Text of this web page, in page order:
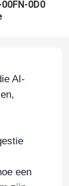
0D0
AI-
een